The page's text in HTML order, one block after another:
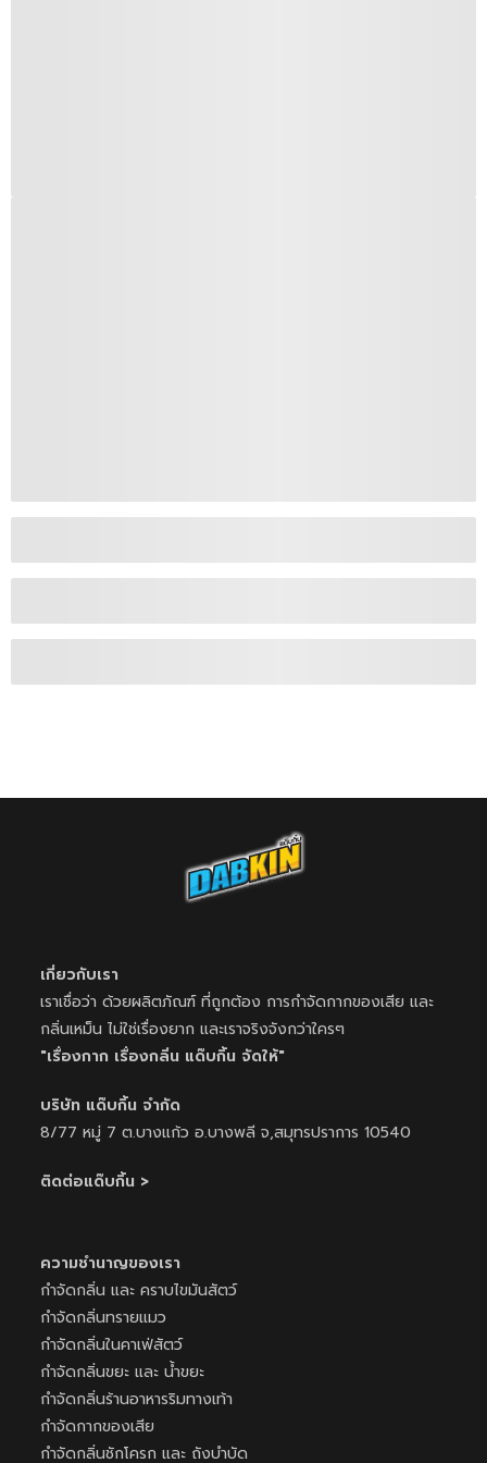
เกี่ยวกับเรา
เราเชื่อว่า ด้วยผลิตภัณฑ์ ที่ถูกต้อง การกำจัดกากของเสีย และ
กลิ่นเหม็น ไม่ใช่เรื่องยาก และเราจริงจังกว่าใครๆ
"เรื่องกาก เรื่องกลิ่น แด๊บกิ้น จัดให้"
บริษัท แด๊บกิ้น จำกัด
8/77 หมู่ 7 ต.บางแก้ว อ.บางพลี จ,สมุทรปราการ 10540
ติดต่อแด๊บกิ้น >
ความชำนาญของเรา
กำจัดกลิ่น และ คราบไขมันสัตว์
กำจัดกลิ่นทรายแมว
กำจัดกลิ่นในคาเฟ่สัตว์
กำจัดกลิ่นขยะ และ น้ำขยะ
กำจัดกลิ่นร้านอาหารริมทางเท้า
กำจัดกากของเสีย
กำจัดกลิ่นชักโครก และ ถังบำบัด